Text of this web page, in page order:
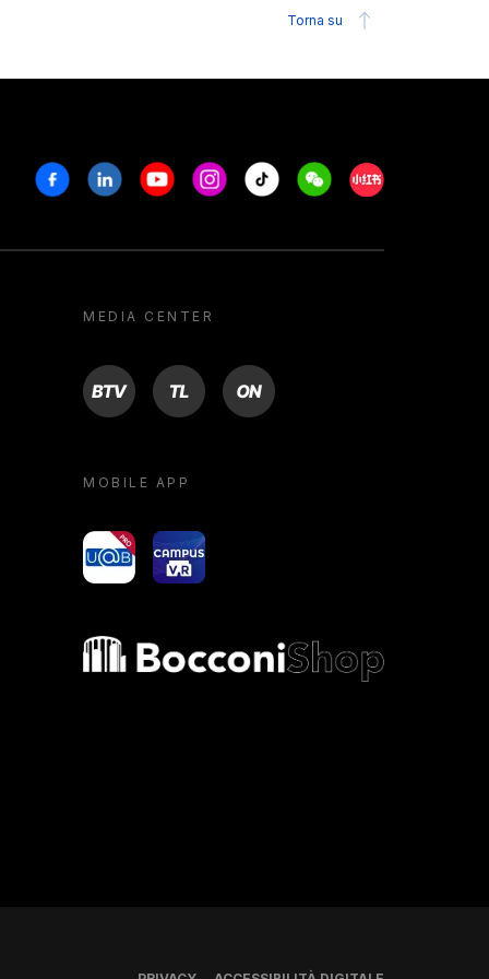
Torna su
FacebookLinkedinYoutubeInstagram
Tiktok WeechatXiaohongshu/
MEDIA CENTER
BTV TL ON
MOBILE APP
yoU@B Campus VR
Bocconi shop